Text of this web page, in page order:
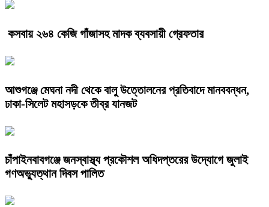
কসবায় ২৬৪ কেজি গাঁজাসহ মাদক ব্যবসায়ী গ্রেফতার
আশুগঞ্জে মেঘনা নদী থেকে বালু উত্তোলনের প্রতিবাদে মানববন্ধন,
ঢাকা-সিলেট মহাসড়কে তীব্র যানজট
চাঁপাইনবাবগঞ্জে জনস্বাস্থ্য প্রকৌশল অধিদপ্তরের উদ্যোগে জুলাই
গণঅভ্যুত্থান দিবস পালিত